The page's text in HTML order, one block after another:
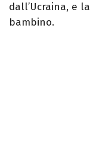
dall’Ucraina, e
bambino.